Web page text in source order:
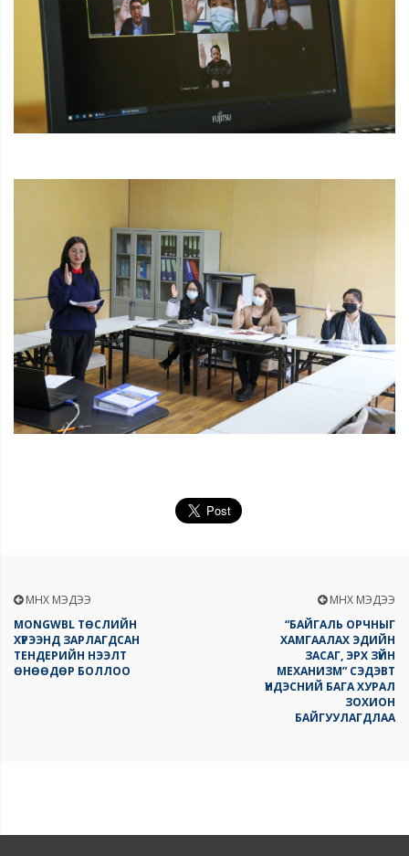
ӨМНӨХ МЭДЭЭ
MONGWBL ТӨСЛИЙН
ХҮРЭЭНД ЗАРЛАГДСАН
ТЕНДЕРИЙН НЭЭЛТ
ӨНӨӨДӨР БОЛЛОО
ӨМНӨХ МЭДЭЭ
“БАЙГАЛЬ ОРЧНЫГ
ХАМГААЛАХ ЭДИЙН
ЗАСАГ, ЭРХ ЗҮЙН
МЕХАНИЗМ” СЭДЭВТ
ҮНДЭСНИЙ БАГА ХУРАЛ
ЗОХИОН
БАЙГУУЛАГДЛАА